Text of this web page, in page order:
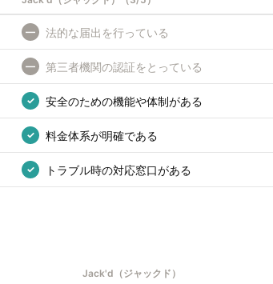
— 法的な届出を行っている
— 第三者機関の認証をとっている
✓ 安全のための機能や体制がある
✓ 料金体系が明確である
✓ トラブル時の対応窓口がある
Jack'd（ジャックド）